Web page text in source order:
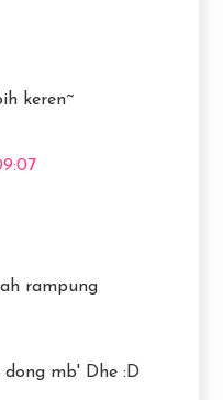
keren~
rampung
mb' Dhe :D